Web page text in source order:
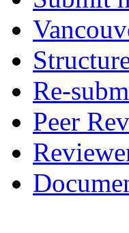
Re-
Peer